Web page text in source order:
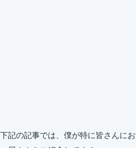
下記の記事では、僕が特に皆さんに